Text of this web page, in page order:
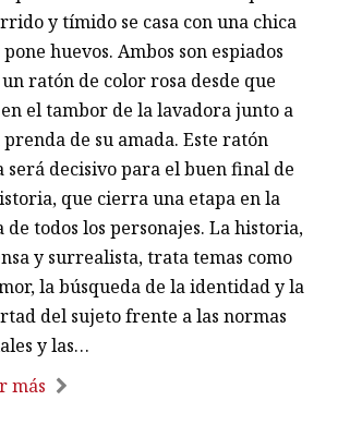
y tímido se casa con una chica
huevos. Ambos son espiados
ratón de color rosa desde que
en el tambor de la lavadora junto a
de su amada. Este ratón
será decisivo para el buen final de
que cierra una etapa en la
de todos los personajes. La historia,
y surrealista, trata temas como
la búsqueda de la identidad y la
del sujeto frente a las normas
y las…
más